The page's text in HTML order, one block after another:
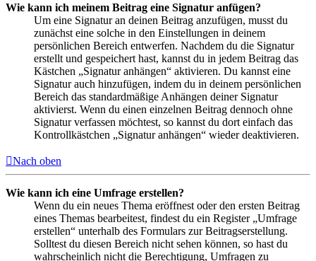
Wie kann ich meinem Beitrag eine Signatur anfügen?
Um eine Signatur an deinen Beitrag anzufügen, musst du
zunächst eine solche in den Einstellungen in deinem
persönlichen Bereich entwerfen. Nachdem du die Signatur
erstellt und gespeichert hast, kannst du in jedem Beitrag das
Kästchen „Signatur anhängen“ aktivieren. Du kannst eine
Signatur auch hinzufügen, indem du in deinem persönlichen
Bereich das standardmäßige Anhängen deiner Signatur
aktivierst. Wenn du einen einzelnen Beitrag dennoch ohne
Signatur verfassen möchtest, so kannst du dort einfach das
Kontrollkästchen „Signatur anhängen“ wieder deaktivieren.
Nach oben
Wie kann ich eine Umfrage erstellen?
Wenn du ein neues Thema eröffnest oder den ersten Beitrag
eines Themas bearbeitest, findest du ein Register „Umfrage
erstellen“ unterhalb des Formulars zur Beitragserstellung.
Solltest du diesen Bereich nicht sehen können, so hast du
wahrscheinlich nicht die Berechtigung, Umfragen zu